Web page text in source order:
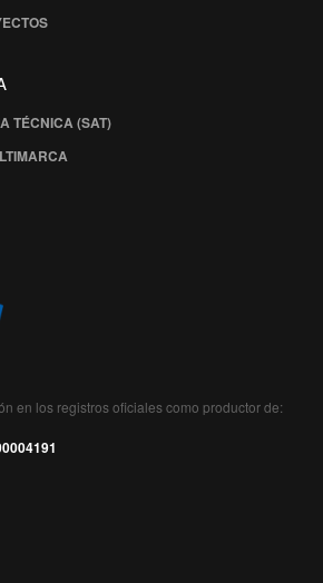
TÉCNICA (SAT)
en los registros oficiales como productor de: